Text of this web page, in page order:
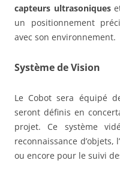
capteurs ultrasoniques
un positionnement
avec son environnement.
Système de Vision
Le Cobot sera équipé
seront définis en
projet. Ce système
reconnaissance d’objets,
ou encore pour le suivi